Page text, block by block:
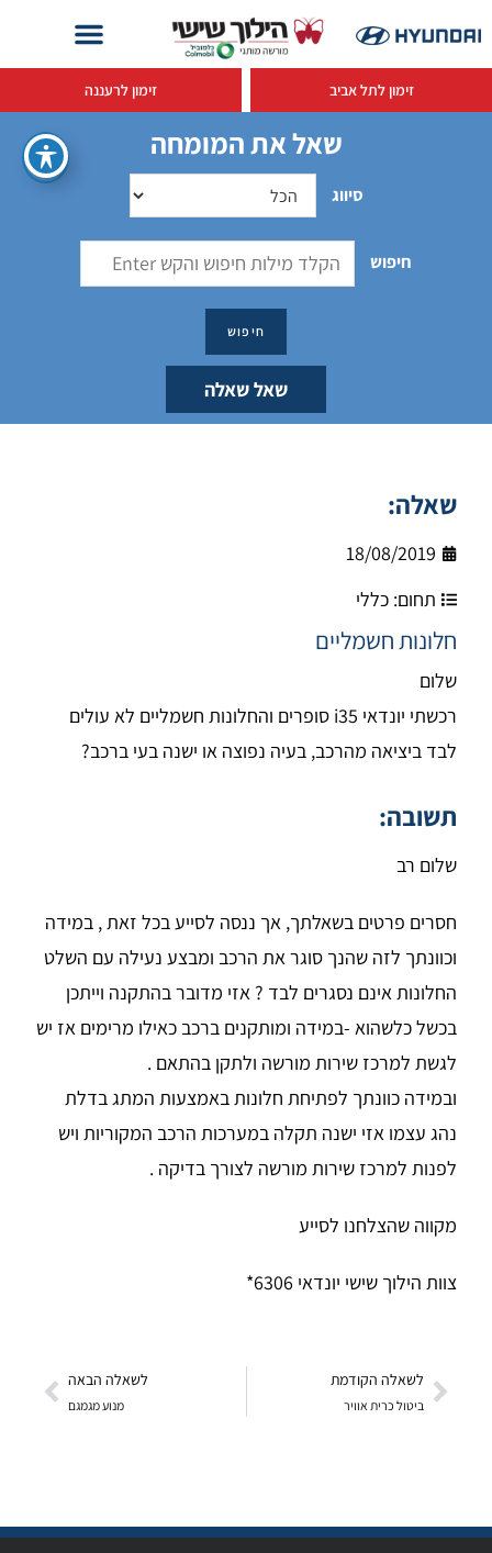
זימון לתל אביב זימון לרעננה
שאל את המומחה
סיווג
חיפוש
שאל שאלה
שאלה:
18/08/2019
תחום: כללי
חלונות חשמליים
שלום
רכשתי יונדאי i35 סופרים והחלונות חשמליים לא עולים
לבד ביציאה מהרכב, בעיה נפוצה או ישנה בעי ברכב?
תשובה:
שלום רב
חסרים פרטים בשאלתך, אך ננסה לסייע בכל זאת , במידה
וכוונתך לזה שהנך סוגר את הרכב ומבצע נעילה עם השלט
החלונות אינם נסגרים לבד ? אזי מדובר בהתקנה וייתכן
בכשל כלשהוא -במידה ומותקנים ברכב כאילו מרימים אז יש
לגשת למרכז שירות מורשה ולתקן בהתאם .
ובמידה כוונתך לפתיחת חלונות באמצעות המתג בדלת
נהג עצמו אזי ישנה תקלה במערכות הרכב המקוריות ויש
לפנות למרכז שירות מורשה לצורך בדיקה .
מקווה שהצלחנו לסייע
צוות הילוך שישי יונדאי 6306*
לשאלה הקודמת
ביטול כרית אוויר
לשאלה הבאה
מנוע מגמגם